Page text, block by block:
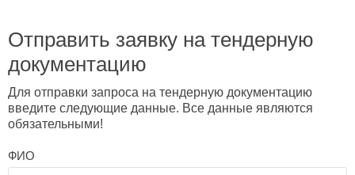
Отправить заявку на тендерную
документацию
Для отправки запроса на тендерную документацию
введите следующие данные. Все данные являются
обязательными!
ФИО